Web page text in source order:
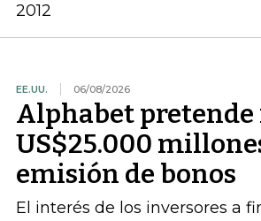
2012
EE.UU. 06/08/2026
Alphabet pretende
US$25.000
emisión de bonos
El interés de los inversores a